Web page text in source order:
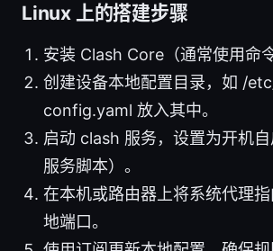
Linux 上的搭建步骤
安装 Clash Core（通常使用命
创建设备本地配置目录，如 /
config.yaml 放入其中。
启动 clash 服务，设置为开机
服务脚本）。
在本机或路由器上将系统代理
地端口。